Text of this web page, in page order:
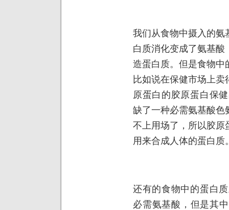
我们从食物中摄入的氨
白质消化变成了氨基
造蛋白质。但是食物中
比如说在保健市场上
原蛋白的胶原蛋白保
缺了一种必需氨基酸色
不上用场了，所以胶原
用来合成人体的蛋白质
还有的食物中的蛋白
必需氨基酸，但是其